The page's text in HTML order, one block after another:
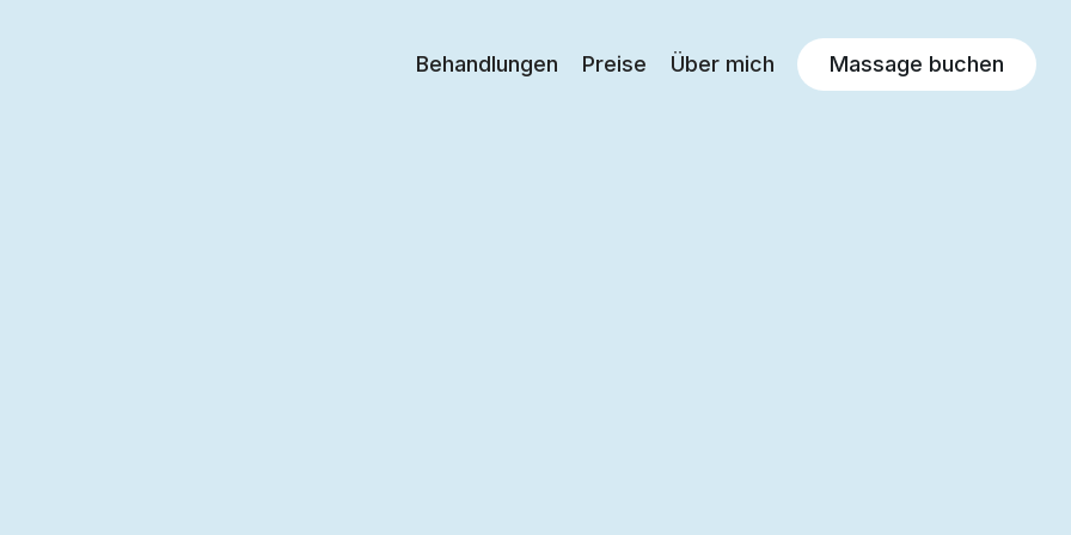
Behandlungen Preise Über mich Massage buchen